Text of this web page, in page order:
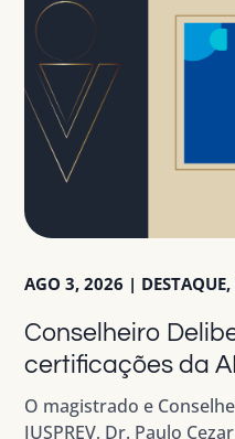
Conselheiro
certificações da
AGO 3, 2026 | DESTAQUE,
O magistrado e
JUSPREV, Dr. Paulo